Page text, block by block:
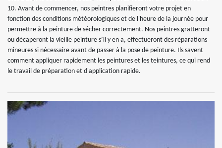
10. Avant de commencer, nos peintres planifieront votre projet en
fonction des conditions météorologiques et de l'heure de la journée pour
permettre à la peinture de sécher correctement. Nos peintres gratteront
ou décaperont la vieille peinture s’il y en a, effectueront des réparations
mineures si nécessaire avant de passer à la pose de peinture. Ils savent
comment appliquer rapidement les peintures et les teintures, ce qui rend
le travail de préparation et d'application rapide.